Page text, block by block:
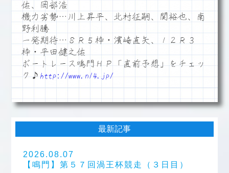
佑、岡部浩
機力劣勢…川上昇平、北村征嗣、関裕也、南
野利騰
一発期待…８Ｒ５枠・濱崎直矢、１２Ｒ３
枠・平田健之佑
ボートレース鳴門ＨＰ「直前予想」をチェッ
ク♪ http://www.n14.jp/
最新記事
2026.08.07
【鳴門】第５７回渦王杯競走（３日目）